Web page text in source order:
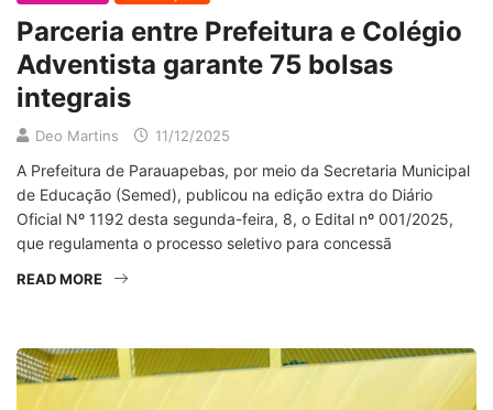
Parceria entre Prefeitura e Colégio
Adventista garante 75 bolsas
integrais
Deo Martins 11/12/2025
A Prefeitura de Parauapebas, por meio da Secretaria Municipal
de Educação (Semed), publicou na edição extra do Diário
Oficial Nº 1192 desta segunda-feira, 8, o Edital nº 001/2025,
que regulamenta o processo seletivo para concessã
READ MORE